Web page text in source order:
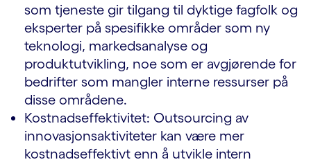
som tjeneste gir tilgang til dyktige fagfolk og
eksperter på spesifikke områder som ny
teknologi, markedsanalyse og
produktutvikling, noe som er avgjørende for
bedrifter som mangler interne ressurser på
disse områdene.
Kostnadseffektivitet: Outsourcing av
innovasjonsaktiviteter kan være mer
kostnadseffektivt enn å utvikle intern